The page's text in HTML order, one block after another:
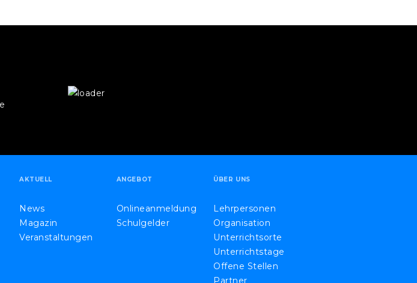
AKTUELL
News
Magazin
Veranstaltungen
ANGEBOT
Onlineanmeldung
Schulgelder
ÜBER UNS
Lehrpersonen
Organisation
Unterrichtsorte
Unterrichtstage
Offene Stellen
Partner